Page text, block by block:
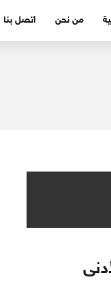
من نحن اتصل بنا